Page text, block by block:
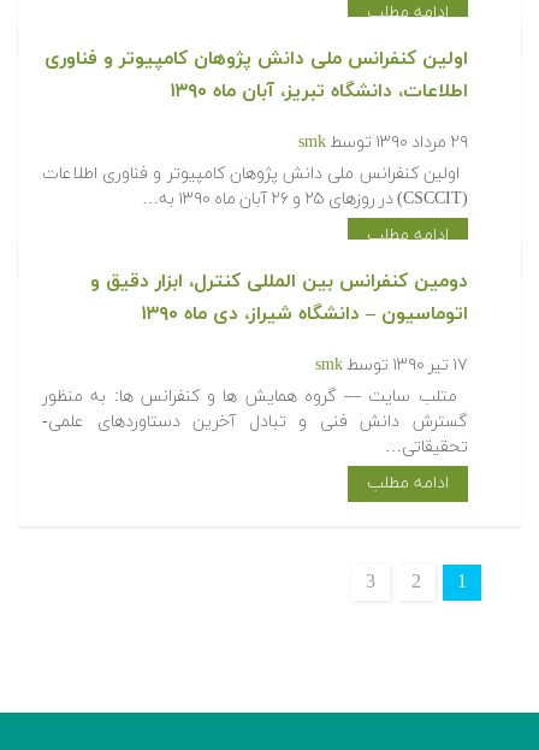
ادامه مطلب
اولین کنفرانس ملی دانش پژوهان کامپیوتر و فناوری
اطلاعات، دانشگاه تبریز، آبان ماه ۱۳۹۰
۲۹ مرداد ۱۳۹۰ توسط smk
اولین کنفرانس ملی دانش پژوهان کامپیوتر و فناوری اطلاعات
(CSCCIT) در روزهای ۲۵ و ۲۶ آبان ماه ۱۳۹۰ به…
ادامه مطلب
دومین کنفرانس بین المللی کنترل، ابزار دقیق و
اتوماسیون – دانشگاه شیراز، دی ماه ۱۳۹۰
۱۷ تیر ۱۳۹۰ توسط smk
متلب سایت — گروه همایش ها و کنفرانس ها: به منظور
گسترش دانش فنی و تبادل آخرین دستاوردهای علمی-
تحقیقاتی…
ادامه مطلب
1
2
3